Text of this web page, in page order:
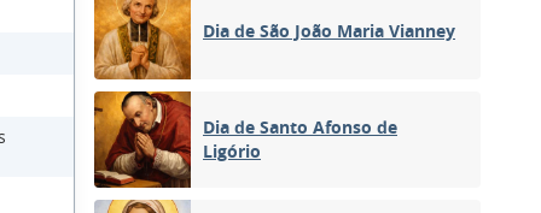
Dia de São João Maria Vianney
Dia de Santo Afonso de
Ligório